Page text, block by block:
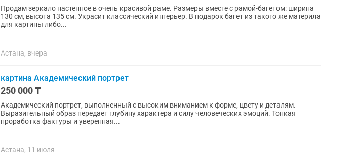
Продам зеркало настенное в очень красивой раме. Размеры вместе с рамой-багетом: ширина
130 см, высота 135 см. Украсит классический интерьер. В подарок багет из такого же материла
для картины либо...
Астана, вчера
картина Академический портрет
250 000 ₸
Академический портрет, выполненный с высоким вниманием к форме, цвету и деталям.
Выразительный образ передает глубину характера и силу человеческих эмоций. Тонкая
проработка фактуры и уверенная...
Астана, 11 июля